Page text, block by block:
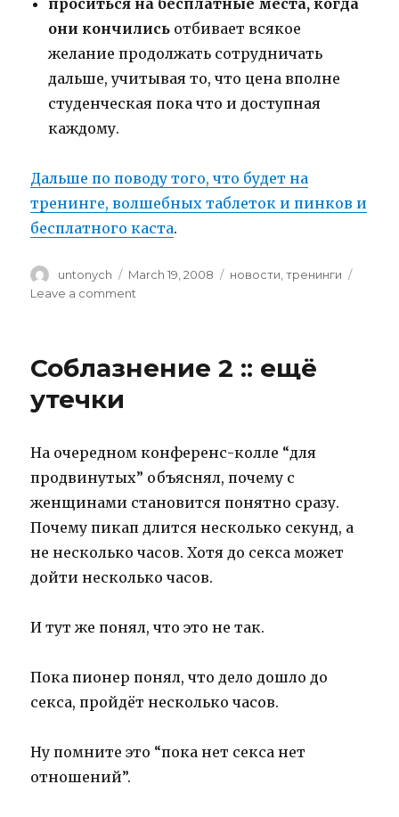
проситься на бесплатные места, когда
они кончились отбивает всякое
желание продолжать сотрудничать
дальше, учитывая то, что цена вполне
студенческая пока что и доступная
каждому.
Дальше по поводу того, что будет на
тренинге, волшебных таблеток и пинков и
бесплатного каста.
Author
untonych
Posted
on
March 19, 2008 Categories
новости,тренинги
Leave a comment
на
Соблазнение 2 :: ещё
утечки
На очередном конференс-колле “для
продвинутых” объяснял, почему с
женщинами становится понятно сразу.
Почему пикап длится несколько секунд, а
не несколько часов. Хотя до секса может
дойти несколько часов.
И тут же понял, что это не так.
Пока пионер понял, что дело дошло до
секса, пройдёт несколько часов.
Ну помните это “пока нет секса нет
отношений”.